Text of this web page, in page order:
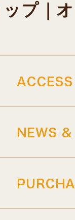
ップ｜